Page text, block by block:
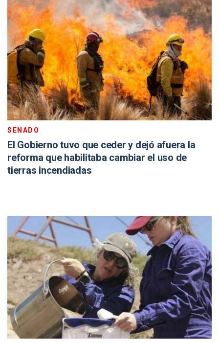
SENADO
El Gobierno tuvo que ceder y dejó afuera la
reforma que habilitaba cambiar el uso de
tierras incendiadas